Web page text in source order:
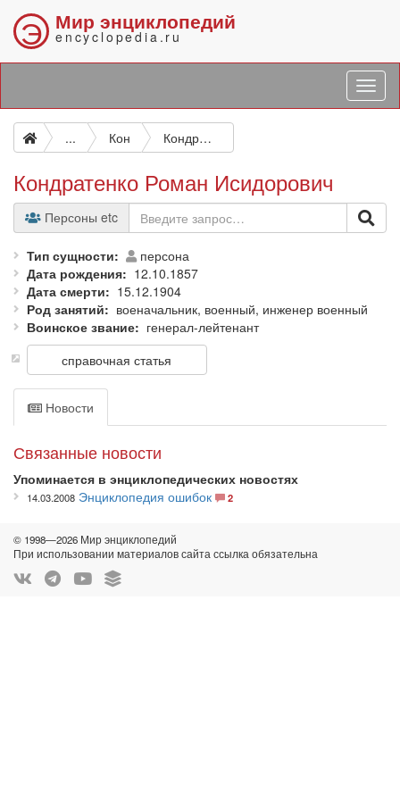
Э Мир энциклопедий
encyclopedia.ru
... Кон Кондратенко Роман Исидорович
Кондратенко Роман Исидорович
Персоны etc
Тип сущности
персона
Дата рождения
12.10.1857
Дата смерти
15.12.1904
Род занятий
военачальник, военный, инженер военный
Воинское звание
генерал-лейтенант
справочная статья
Новости
Связанные новости
Упоминается в энциклопедических новостях
14.03.2008 Энциклопедия ошибок 2
© 1998—2026 Мир энциклопедий
При использовании материалов сайта ссылка обязательна